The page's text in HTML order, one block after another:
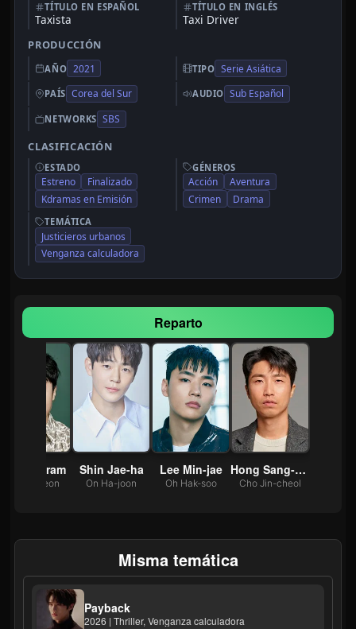
TÍTULO EN ESPAÑOL
Taxista
TÍTULO EN INGLÉS
Taxi Driver
PRODUCCIÓN
AÑO 2021 TIPO Serie Asiática
PAÍS Corea del Sur AUDIO Sub Español
NETWORKS SBS
CLASIFICACIÓN
ESTADO
Estreno
Finalizado
Kdramas en Emisión
GÉNEROS
Acción
Aventura
Crimen
Drama
TEMÁTICA
Justicieros urbanos
Venganza calculadora
Reparto
Yoo-ram
Park Jin-eon
Shin Jae-ha
On Ha-joon
Lee Min-jae
Oh Hak-soo
Hong Sang-pyo
Cho Jin-cheol
Misma temática
Payback
2026 | Thriller, Venganza calculadora